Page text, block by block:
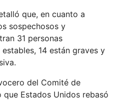
que, en cuanto a
sospechosos y
31 personas
14 están graves y
del Comité de
que Estados Unidos rebasó